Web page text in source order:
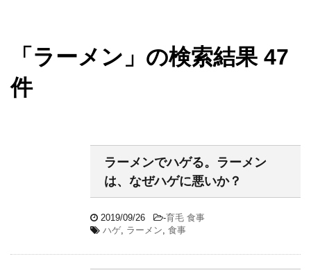
「ラーメン」の検索結果 47
件
ラーメンでハゲる。ラーメン
は、なぜハゲに悪いか？
2019/09/26 -育毛 食事
ハゲ ラーメン 食事